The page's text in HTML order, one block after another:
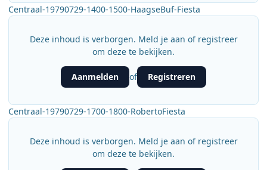
Centraal-19790729-1400-1500-HaagseBuf-Fiesta
Deze inhoud is verborgen. Meld je aan of registreer
om deze te bekijken.
Aanmelden of Registreren
Centraal-19790729-1700-1800-RobertoFiesta
Deze inhoud is verborgen. Meld je aan of registreer
om deze te bekijken.